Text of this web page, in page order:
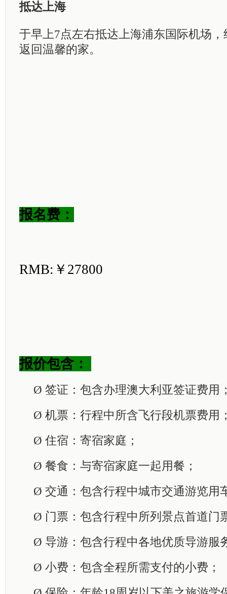
抵达上海
于早上7点左右抵达上海浦东国际机场
返回温馨的家。
报名费：
RMB:￥27800
报价包含：
Ø 签证：包含办理澳大利亚签证费用
Ø 机票：行程中所含飞行段机票费用
Ø 住宿：寄宿家庭；
Ø 餐食：与寄宿家庭一起用餐；
Ø 交通：包含行程中城市交通游览用
Ø 门票：包含行程中所列景点首道门
Ø 导游：包含行程中各地优质导游服
Ø 小费：包含全程所需支付的小费；